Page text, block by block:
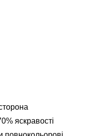
яскравості